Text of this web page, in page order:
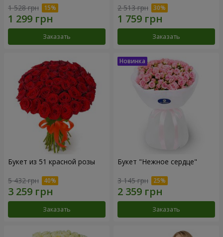
1 528 грн
Заказать
2 513 грн
Заказать
Букет из 51 красной розы
5 432 грн
Заказать
Букет "Нежное сердце"
3 145 грн
Заказать